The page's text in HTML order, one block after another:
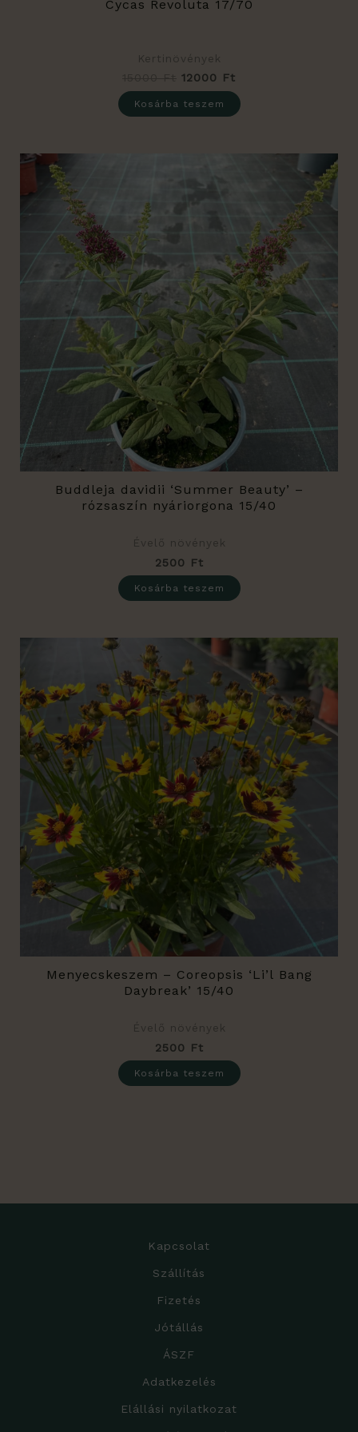
Cycas Revoluta 17/70
Kertinövények
12000 Ft
Kosárba teszem
Buddleja davidii ‘Summer Beauty’ –
rózsaszín nyáriorgona 15/40
Évelő növények
2500 Ft
Kosárba teszem
Menyecskeszem – Coreopsis ‘Li’l Bang
Daybreak’ 15/40
Évelő növények
2500 Ft
Kosárba teszem
Kapcsolat
Szállítás
Fizetés
Jótállás
ÁSZF
Adatkezelés
Elállási nyilatkozat